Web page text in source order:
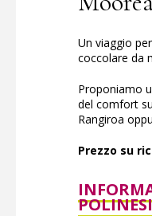
Un viaggio
coccolare da
Proponiamo
del comfort
Rangiroa
Prezzo su